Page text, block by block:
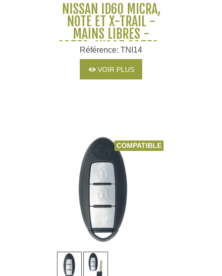
NISSAN ID60 MICRA,
NOTE ET X-TRAIL -
MAINS LIBRES -
285E3-AX605 285E3-
BC00A
Référence: TNI14
VOIR PLUS
COMPATIBLE